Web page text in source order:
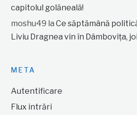
capitolul golăneală!
moshu49 laCe săptămână
Liviu Dragnea vin în Dâmbovița,
META
Autentificare
Flux intrări